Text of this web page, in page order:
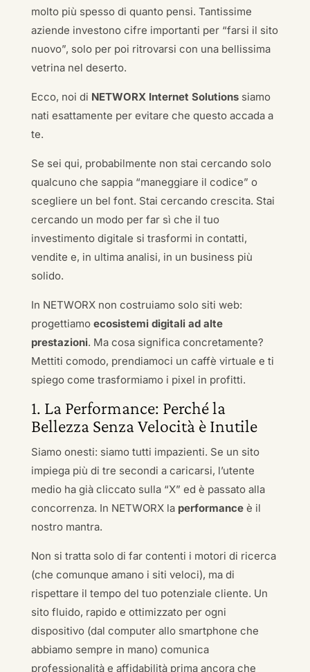
molto più spesso di quanto pensi. Tantissime
aziende investono cifre importanti per “farsi il sito
nuovo”, solo per poi ritrovarsi con una bellissima
vetrina nel deserto.
Ecco, noi di NETWORX Internet Solutionssiamo
nati esattamente per evitare che questo accada a
te.
Se sei qui, probabilmente non stai cercando solo
qualcuno che sappia “maneggiare il codice” o
scegliere un bel font. Stai cercando crescita. Stai
cercando un modo per far sì che il tuo
investimento digitale si trasformi in contatti,
vendite e, in ultima analisi, in un business più
solido.
In NETWORX non costruiamo solo siti web:
progettiamo ecosistemi digitali ad alte
prestazioni. Ma cosa significa concretamente?
Mettiti comodo, prendiamoci un caffè virtuale e ti
spiego come trasformiamo i pixel in profitti.
1. La Performance: Perché la
Bellezza Senza Velocità è Inutile
Siamo onesti: siamo tutti impazienti. Se un sito
impiega più di tre secondi a caricarsi, l’utente
medio ha già cliccato sulla “X” ed è passato alla
concorrenza. In NETWORX la performanceè il
nostro mantra.
Non si tratta solo di far contenti i motori di ricerca
(che comunque amano i siti veloci), ma di
rispettare il tempo del tuo potenziale cliente. Un
sito fluido, rapido e ottimizzato per ogni
dispositivo (dal computer allo smartphone che
abbiamo sempre in mano) comunica
professionalità e affidabilità prima ancora che